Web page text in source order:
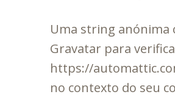
Uma string anónima
Gravatar para
https://
no contexto do seu